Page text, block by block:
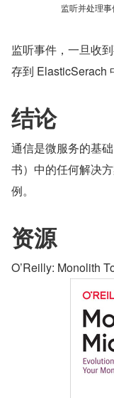
监听并处理
监听事件，一旦收
存到 ElasticSerach
结论
通信是微服务的基
书）中的任何解决
例。
资源
O’Reilly: Monolith